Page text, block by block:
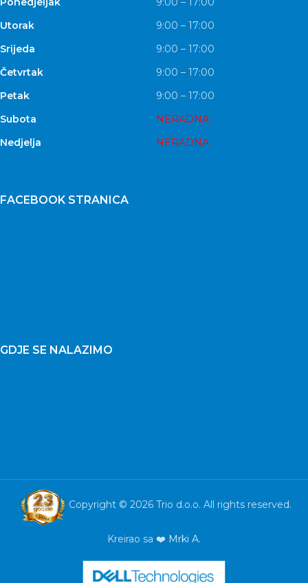
Utorak
9:00 – 17:00
Srijeda
9:00 – 17:00
Četvrtak
9:00 – 17:00
Petak
9:00 – 17:00
Subota
NERADNA
Nedjelja
NERADNA
FACEBOOK STRANICA
GDJE SE NALAZIMO
Copyright © 2026 Trio d.o.o. All rights reserved.
Kreirao sa ❤️ Mrki A.